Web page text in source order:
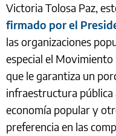
Victoria Tolosa Paz,
firmado por el
las organizaciones
especial el
que le garantiza un
infraestructura pública
economía popular y
preferencia en las